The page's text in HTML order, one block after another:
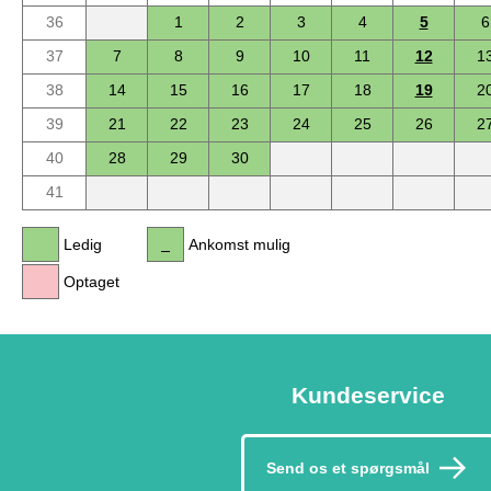
36
1 2 3 4 5
6
37
7 8 9 10 11 12
38
14 15 16 17 18 19
39
21 22 23 24 25 26
40
28 29
30
41
Ledig
Optaget
Ankomst mulig
Kundeservice
Send os et spørgsmål